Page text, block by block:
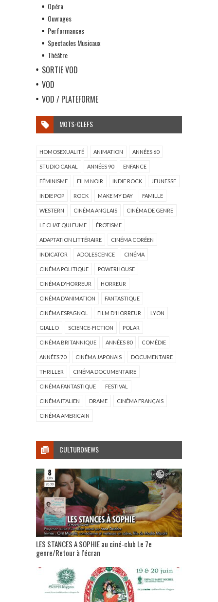
Opéra
Ouvrages
Performances
Spectacles Musicaux
Théâtre
SORTIE VOD
VOD
VOD / PLATEFORME
MOTS-CLEFS
HOMOSEXUALITÉ ANIMATION ANNÉES 60
STUDIO CANAL ANNÉES 90 ENFANCE
FÉMINISME FILM NOIR INDIE ROCK JEUNESSE
INDIE POP ROCK MAKE MY DAY FAMILLE
WESTERN CINÉMA ANGLAIS CINÉMA DE GENRE
LE CHAT QUI FUME ÉROTISME
ADAPTATION LITTÉRAIRE CINÉMA CORÉEN
INDICATOR ADOLESCENCE CINÉMA
CINÉMA POLITIQUE POWERHOUSE
CINÉMA D'HORREUR HORREUR
CINÉMA D'ANIMATION FANTASTIQUE
CINÉMA ESPAGNOL FILM D'HORREUR LYON
GIALLO SCIENCE-FICTION POLAR
CINÉMA BRITANNIQUE ANNÉES 80 COMÉDIE
ANNÉES 70 CINÉMA JAPONAIS DOCUMENTAIRE
THRILLER CINÉMA DOCUMENTAIRE
CINÉMA FANTASTIQUE FESTIVAL
CINÉMA ITALIEN DRAME CINÉMA FRANÇAIS
CINÉMA AMERICAIN
CULTURONEWS
LES STANCES A SOPHIE au ciné-club Le 7e
genre/Retour à l’écran